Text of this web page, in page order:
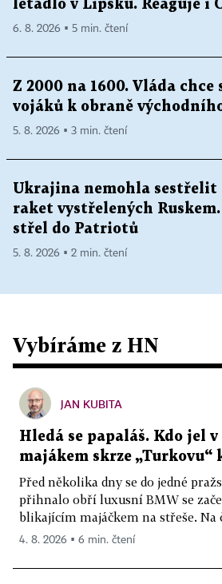
letadlo v Lipsku. Reaguje i
6. 8. 2026 ▪ 5 min. čtení
Z 2000 na 1600. Vláda
vojáků k obraně
5. 8. 2026 ▪ 3 min. čtení
Ukrajina nemohla sestřelit
raket vystřelených
střel do Patriotů
5. 8. 2026 ▪ 2 min. čtení
Vybíráme z HN
JAN KUBITA
Hledá se papaláš. Kdo jel
majákem skrze „Turkovu“
Před několika dny se do jedné
přihnalo obří luxusní BMW se
blikajícím majáčkem na střeše. Na
4. 8. 2026 ▪ 6 min. čtení